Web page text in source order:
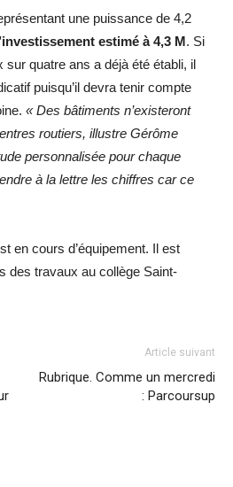
une puissance de 4,2
estimé à 4,3 M. Si
quatre ans a déjà été établi, il
puisqu’il devra tenir compte
« Des bâtiments n’existeront
routiers, illustre Gérôme
personnalisée pour chaque
à la lettre les chiffres car ce
en cours d’équipement. Il est
des travaux au collège Saint-
Article suivant
Rubrique. Comme un mercredi
: Parcoursup